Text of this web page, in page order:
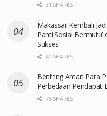
31 SHARES
Makassar Kembali
Panti Sosial
Sukses
40 SHARES
Benteng Aman Para
Perbedaan Pendapat
75 SHARES